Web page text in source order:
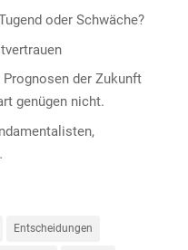
oder Schwäche?
der Zukunft
genügen nicht.
Entscheidungen